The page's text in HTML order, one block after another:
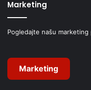
Marketing
Pogledajte našu
Marketing